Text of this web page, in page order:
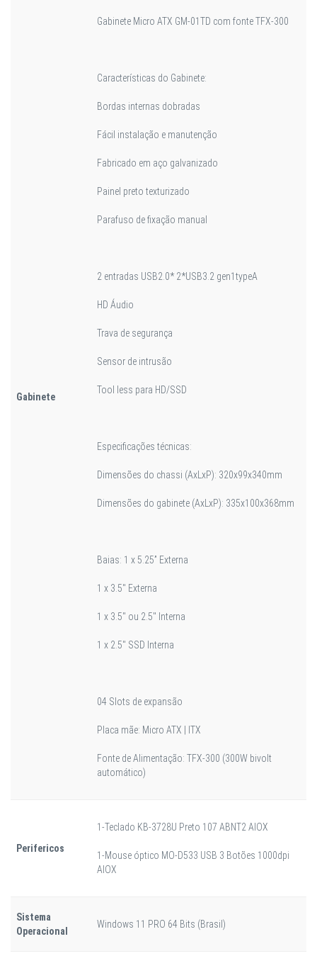
Gabinete
Gabinete Micro ATX GM-01TD com fonte TFX-300
Características do Gabinete:
Bordas internas dobradas
Fácil instalação e manutenção
Fabricado em aço galvanizado
Painel preto texturizado
Parafuso de fixação manual
2 entradas USB2.0* 2*USB3.2 gen1typeA
HD Áudio
Trava de segurança
Sensor de intrusão
Tool less para HD/SSD
Especificações técnicas:
Dimensões do chassi (AxLxP): 320x99x340mm
Dimensões do gabinete (AxLxP): 335x100x368mm
Baias: 1 x 5.25” Externa
1 x 3.5" Externa
1 x 3.5" ou 2.5" Interna
1 x 2.5" SSD Interna
04 Slots de expansão
Placa mãe: Micro ATX | ITX
Fonte de Alimentação: TFX-300 (300W bivolt
automático)
Perifericos
1-Teclado KB-3728U Preto 107 ABNT2 AIOX
1-Mouse óptico MO-D533 USB 3 Botões 1000dpi
AIOX
Sistema
Operacional
Windows 11 PRO 64 Bits (Brasil)